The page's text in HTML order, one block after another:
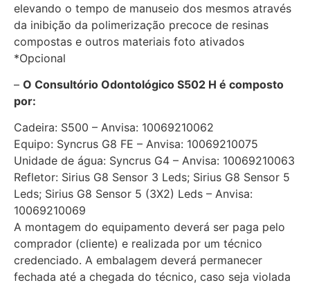
elevando o tempo de manuseio dos mesmos através
da inibição da polimerização precoce de resinas
compostas e outros materiais foto ativados
*Opcional
– O Consultório Odontológico S502 H é composto
por:
Cadeira: S500 – Anvisa: 10069210062
Equipo: Syncrus G8 FE – Anvisa: 10069210075
Unidade de água: Syncrus G4 – Anvisa: 10069210063
Refletor: Sirius G8 Sensor 3 Leds; Sirius G8 Sensor 5
Leds; Sirius G8 Sensor 5 (3X2) Leds – Anvisa:
10069210069
A montagem do equipamento deverá ser paga pelo
comprador (cliente) e realizada por um técnico
credenciado. A embalagem deverá permanecer
fechada até a chegada do técnico, caso seja violada